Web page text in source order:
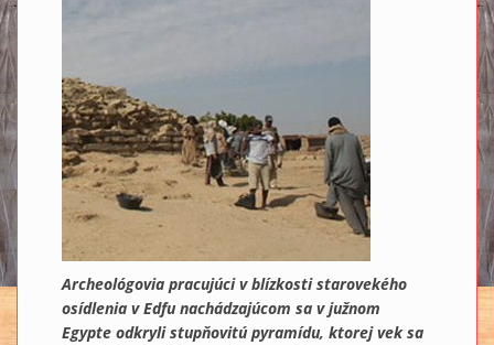
Archeológovia pracujúci v blízkosti starovekého
osídlenia v Edfu nachádzajúcom sa v južnom
Egypte odkryli stupňovitú pyramídu, ktorej vek sa